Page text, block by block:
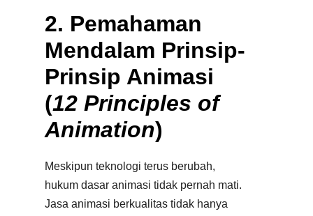
2. Pemahaman
Mendalam Prinsip-
Prinsip Animasi
(12 Principles of
Animation)
Meskipun teknologi terus berubah,
hukum dasar animasi tidak pernah mati.
Jasa animasi berkualitas tidak hanya